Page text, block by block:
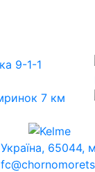
Україна, 65044,